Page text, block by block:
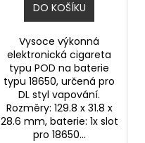
DO KOŠÍKU
Vysoce výkonná
elektronická cigareta
typu POD na baterie
typu 18650, určená pro
DL styl vapování.
Rozměry: 129.8 x 31.8 x
28.6 mm, baterie: 1x slot
pro 18650...